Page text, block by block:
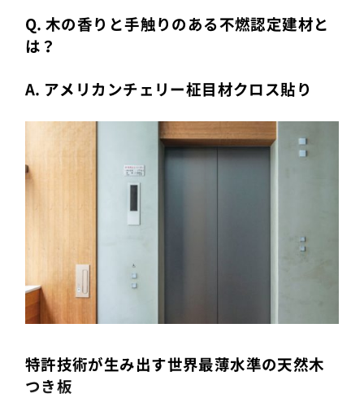
Q. 木の香りと手触りのある不燃認定建材と
は？
A. アメリカンチェリー柾目材クロス貼り
特許技術が生み出す世界最薄水準の天然木
つき板